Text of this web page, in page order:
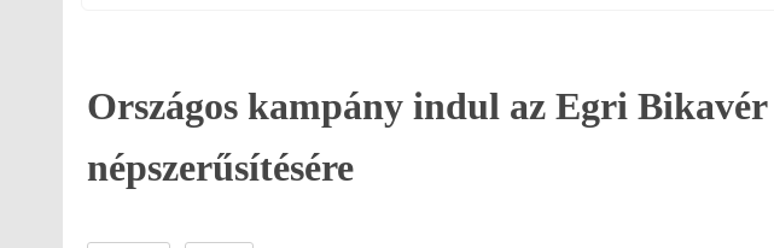
Országos kampány indul az Egri Bikavér
népszerűsítésére